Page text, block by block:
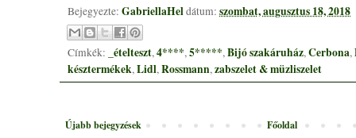
Bejegyezte: GabriellaHeldátum: szombat, augusztus 18, 2018
Címkék: _ételteszt,4****,5*****,Bijó szakáruház,Cerbona,
késztermékek,Lidl,Rossmann,zabszelet & müzliszelet
Újabb bejegyzések Főoldal